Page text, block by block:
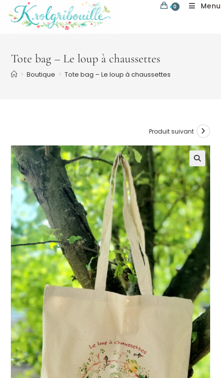
0 Menu
Tote bag – Le loup à chaussettes
> Boutique > Tote bag – Le loup à chaussettes
Produit suivant
🔍